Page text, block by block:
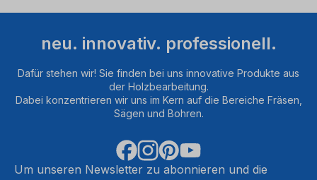
neu. innovativ. professionell.
Dafür stehen wir! Sie finden bei uns innovative Produkte aus
der Holzbearbeitung.
Dabei konzentrieren wir uns im Kern auf die Bereiche Fräsen,
Sägen und Bohren.
Um unseren Newsletter zu abonnieren und die